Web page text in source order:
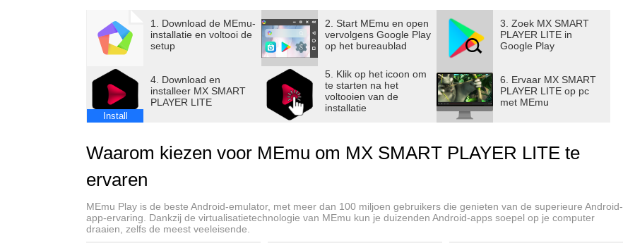
1. Download de MEmu-
installatie en voltooi de
setup
2. Start MEmu en open
vervolgens Google Play
op het bureaublad
3. Zoek MX SMART
PLAYER LITE in
Google Play
Install
4. Download en
installeer MX SMART
PLAYER LITE
5. Klik op het icoon om
te starten na het
voltooien van de
installatie
6. Ervaar MX SMART
PLAYER LITE op pc
met MEmu
Waarom kiezen voor MEmu om MX SMART PLAYER LITE te
ervaren
MEmu Play is de beste Android-emulator, met meer dan 100 miljoen gebruikers die genieten van de superieure Android-
app-ervaring. Dankzij de virtualisatietechnologie van MEmu kun je duizenden Android-apps soepel op je computer
draaien, zelfs de meest veeleisende.